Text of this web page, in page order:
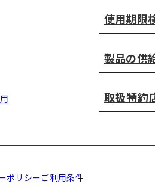
使用期限
製品の供
取扱特約
ポリシーご利用条件